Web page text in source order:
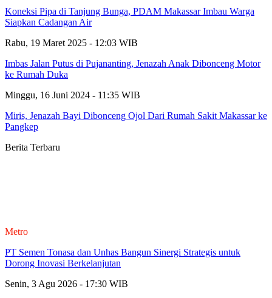
Koneksi Pipa di Tanjung Bunga, PDAM Makassar Imbau Warga
Siapkan Cadangan Air
Rabu, 19 Maret 2025 - 12:03 WIB
Imbas Jalan Putus di Pujananting, Jenazah Anak Dibonceng Motor
ke Rumah Duka
Minggu, 16 Juni 2024 - 11:35 WIB
Miris, Jenazah Bayi Dibonceng Ojol Dari Rumah Sakit Makassar ke
Pangkep
Berita Terbaru
Metro
PT Semen Tonasa dan Unhas Bangun Sinergi Strategis untuk
Dorong Inovasi Berkelanjutan
Senin, 3 Agu 2026 - 17:30 WIB